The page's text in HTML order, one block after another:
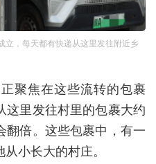
立，每天都有快递从这里发往附近乡
聚焦在这些流转的包裹
这里发往村里的包裹大约
翻倍。这些包裹中，有一
小长大的村庄。